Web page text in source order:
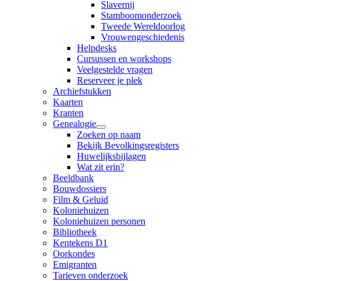
Slavernij
Stamboomonderzoek
Tweede Wereldoorlog
Vrouwengeschiedenis
Helpdesks
Cursussen en workshops
Veelgestelde vragen
Reserveer je plek
Archiefstukken
Kaarten
Kranten
Genealogie
Zoeken op naam
Bekijk Bevolkingsregisters
Huwelijksbijlagen
Wat zit erin?
Beeldbank
Bouwdossiers
Film & Geluid
Koloniehuizen
Koloniehuizen personen
Bibliotheek
Kentekens D1
Oorkondes
Emigranten
Tarieven onderzoek